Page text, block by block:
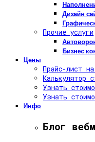
Дизайн
Прочие услуги
Бизнес
Цены
Прайс-лист
Калькулятор
Узнать
Узнать
Инфо
Блог